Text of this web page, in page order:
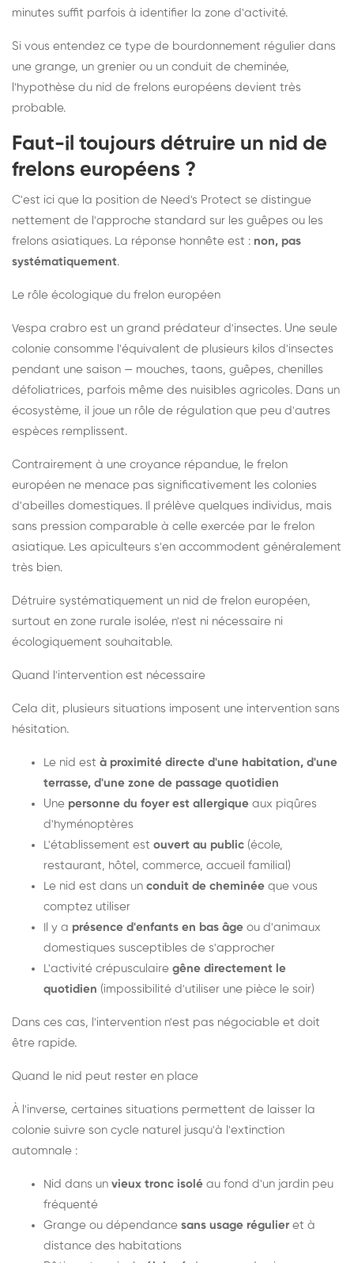
minutes suffit parfois à identifier la zone d'activité.
Si vous entendez ce type de bourdonnement régulier dans
une grange, un grenier ou un conduit de cheminée,
l'hypothèse du nid de frelons européens devient très
probable.
Faut-il toujours détruire un nid de
frelons européens ?
C'est ici que la position de Need's Protect se distingue
nettement de l'approche standard sur les guêpes ou les
frelons asiatiques. La réponse honnête est : non, pas
systématiquement.
Le rôle écologique du frelon européen
Vespa crabro est un grand prédateur d'insectes. Une seule
colonie consomme l'équivalent de plusieurs kilos d'insectes
pendant une saison — mouches, taons, guêpes, chenilles
défoliatrices, parfois même des nuisibles agricoles. Dans un
écosystème, il joue un rôle de régulation que peu d'autres
espèces remplissent.
Contrairement à une croyance répandue, le frelon
européen ne menace pas significativement les colonies
d'abeilles domestiques. Il prélève quelques individus, mais
sans pression comparable à celle exercée par le frelon
asiatique. Les apiculteurs s'en accommodent généralement
très bien.
Détruire systématiquement un nid de frelon européen,
surtout en zone rurale isolée, n'est ni nécessaire ni
écologiquement souhaitable.
Quand l'intervention est nécessaire
Cela dit, plusieurs situations imposent une intervention sans
hésitation.
Le nid est à proximité directe d'une habitation, d'une
terrasse, d'une zone de passage quotidien
Une personne du foyer est allergique aux piqûres
d'hyménoptères
L'établissement est ouvert au public (école,
restaurant, hôtel, commerce, accueil familial)
Le nid est dans un conduit de cheminée que vous
comptez utiliser
Il y a présence d'enfants en bas âge ou d'animaux
domestiques susceptibles de s'approcher
L'activité crépusculaire gêne directement le
quotidien (impossibilité d'utiliser une pièce le soir)
Dans ces cas, l'intervention n'est pas négociable et doit
être rapide.
Quand le nid peut rester en place
À l'inverse, certaines situations permettent de laisser la
colonie suivre son cycle naturel jusqu'à l'extinction
automnale :
Nid dans un vieux tronc isolé au fond d'un jardin peu
fréquenté
Grange ou dépendance sans usage régulier et à
distance des habitations